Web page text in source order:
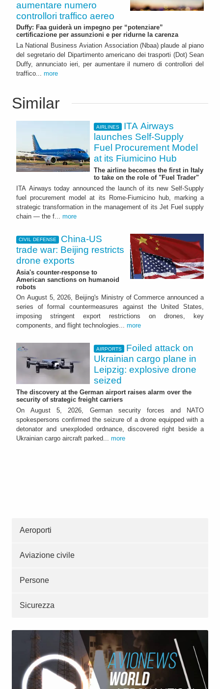
aumentare numero
controllori traffico aereo
Duffy: Faa guiderà un impegno per “potenziare”
certificazione per assunzioni e per ridurne la carenza
La National Business Aviation Association (Nbaa) plaude al piano
del segretario del Dipartimento americano dei trasporti (Dot) Sean
Duffy, annunciato ieri, per aumentare il numero di controllori del
traffico... more
Similar
AIRLINES
ITA Airways
launches Self-Supply
Fuel Procurement Model
at its Fiumicino Hub
The airline becomes the first in Italy
to take on the role of "Fuel Trader"
ITA Airways today announced the launch of its new Self-Supply
fuel procurement model at its Rome-Fiumicino hub, marking a
strategic transformation in the management of its Jet Fuel supply
chain — the f... more
CIVIL DEFENSE
China-US
trade war: Beijing restricts
drone exports
Asia's counter-response to
American sanctions on humanoid
robots
On August 5, 2026, Beijing's Ministry of Commerce announced a
series of formal countermeasures against the United States,
imposing stringent export restrictions on drones, key
components, and flight technologies... more
AIRPORTS
Foiled attack on
Ukrainian cargo plane in
Leipzig: explosive drone
seized
The discovery at the German airport raises alarm over the
security of strategic freight carriers
On August 5, 2026, German security forces and NATO
spokespersons confirmed the seizure of a drone equipped with a
detonator and unexploded ordnance, discovered right beside a
Ukrainian cargo aircraft parked... more
Aeroporti
Aviazione civile
Persone
Sicurezza